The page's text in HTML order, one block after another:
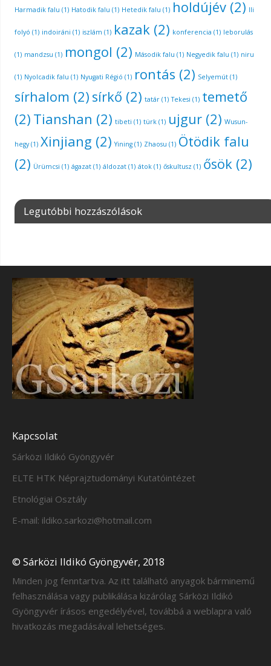
Harmadik falu (1) Hatodik falu (1) Hetedik falu (1) holdújév(2) Ili
folyó (1) indoiráni (1) iszlám (1) kazak(2) konferencia (1) leborulás
(1) mandzsu (1) mongol (2) Második falu (1) Negyedik falu (1) niru
(1) Nyolcadik falu (1) Nyugati Régió (1) rontás (2) Selyemút(1)
sírhalom (2) sírkő (2) tatár(1) Tekesi (1) temető
(2) Tianshan (2) tibeti (1) türk(1) ujgur(2) Wusun-
hegy(1) Xinjiang (2) Yining(1) Zhaosu (1) Ötödik falu
(2) Ürümcsi (1) ágazat(1) áldozat(1) átok(1) őskultusz (1) ősök(2)
Legutóbbi hozzászólások
Kapcsolat
Sárközi Ildikó Gyöngyvér
ELTE HTK Néprajztudományi Kutatóintézet
Etnológiai Osztály
E-mail: ildiko.sarkozi@hotmail.com
© Sárközi Ildikó Gyöngyvér, 2018
Minden jog fenntartva. Az itt található anyagok bárminemű
felhasználása vagy publikálása kizárólag Sárközi Ildikó
Gyöngyvér írásos engedélyével, továbbá a weblapra való
hivatkozás megadásával lehetséges.